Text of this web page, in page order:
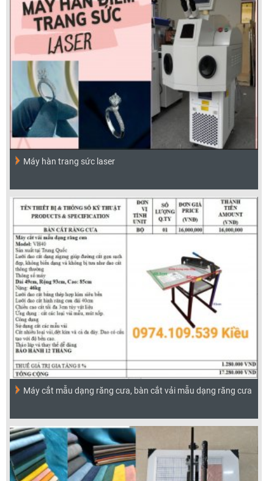
Máy hàn trang sức laser
Máy cắt mẫu dạng răng cưa, bàn cắt vải mẫu dạng răng cưa